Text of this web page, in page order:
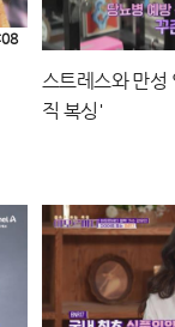
스트레스와 만성
직 복싱'